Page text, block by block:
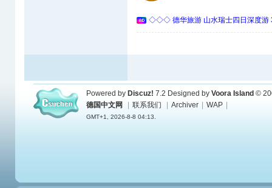
◇◇◇ 德华旅游 山水瑞士四日深度
Powered by Discuz! 7.2 Designed by Voora Island ©
德国中文网
联系我们 Archiver WAP
GMT+1, 2026-8-8 04:13.